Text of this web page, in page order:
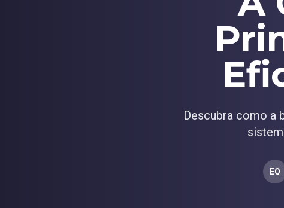
Descubra como a
EQ